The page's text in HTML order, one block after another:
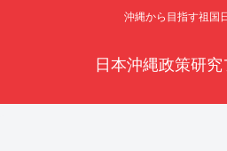
沖縄から目指す祖国
日本沖縄政策研